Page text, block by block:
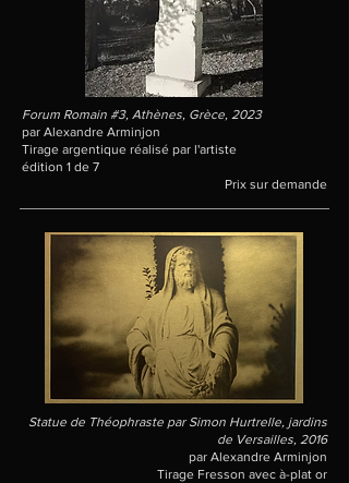
Forum Romain #3, Athènes, Grèce, 2023
par Alexandre Arminjon
Tirage argentique réalisé par l'artiste
édition 1 de 7
Prix sur demande
Statue de Théophraste par Simon Hurtrelle, jardins
de Versailles, 2016
par Alexandre Arminjon
Tirage Fresson avec à-plat or